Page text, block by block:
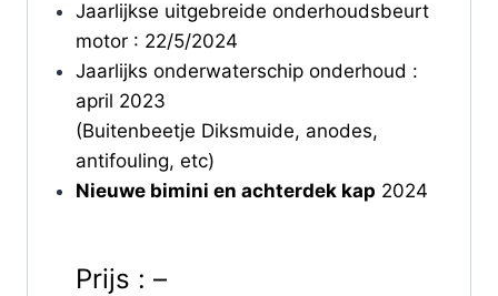
Jaarlijkse uitgebreide onderhoudsbeurt
motor : 22/5/2024
Jaarlijks onderwaterschip onderhoud :
april 2023
(Buitenbeetje Diksmuide, anodes,
antifouling, etc)
Nieuwe bimini en achterdek kap 2024
Prijs : –